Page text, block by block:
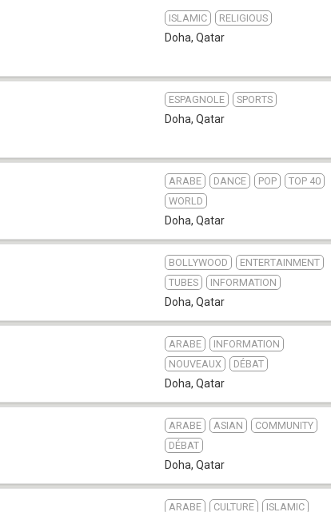
ISLAMIC RELIGIOUS
Doha, Qatar
ESPAGNOLE SPORTS
Doha, Qatar
ARABE DANCE POP
TOP 40
WORLD
Doha, Qatar
BOLLYWOOD
ENTERTAINMENT
TUBES
INFORMATION
Doha, Qatar
ARABE
INFORMATION
NOUVEAUX
DÉBAT
Doha, Qatar
ARABE ASIAN
COMMUNITY
DÉBAT
Doha, Qatar
ARABE CULTURE
ISLAMIC